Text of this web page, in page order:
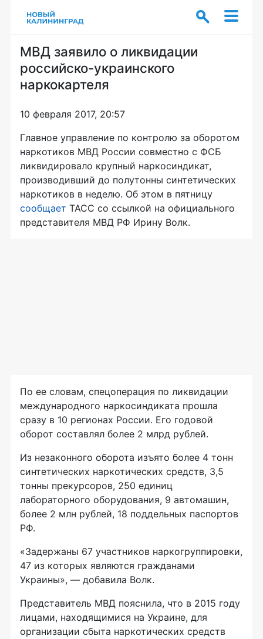
МВД заявило о ликвидации
российско-украинского
наркокартеля
10 февраля 2017, 20:57
Главное управление по контролю за оборотом
наркотиков МВД России совместно с ФСБ
ликвидировало крупный наркосиндикат,
производивший до полутонны синтетических
наркотиков в неделю. Об этом в пятницу
сообщает ТАСС со ссылкой на официального
представителя МВД РФ Ирину Волк.
По ее словам, спецоперация по ликвидации
международного наркосиндиката прошла
сразу в 10 регионах России. Его годовой
оборот составлял более 2 млрд рублей.
Из незаконного оборота изъято более 4 тонн
синтетических наркотических средств, 3,5
тонны прекурсоров, 250 единиц
лабораторного оборудования, 9 автомашин,
более 2 млн рублей, 18 поддельных паспортов
РФ.
«Задержаны 67 участников наркогруппировки,
47 из которых являются гражданами
Украины», — добавила Волк.
Представитель МВД пояснила, что в 2015 году
лицами, находящимися на Украине, для
организации сбыта наркотических средств